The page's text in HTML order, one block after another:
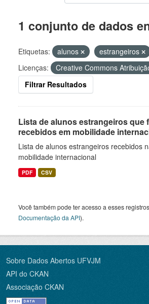
1 conjunto de dados
Etiquetas: alunos estrangeiros
Licenças:
Creative Commons
Filtrar Resultados
Lista de alunos estrangeiros que
recebidos em mobilidade
Lista de alunos estrangeiros recebidos
mobilidade internacional
PDF CSV
Você também pode ter acesso a esses
Documentação da API).
Sobre Dados Abertos UFVJM
API do CKAN
Associação CKAN